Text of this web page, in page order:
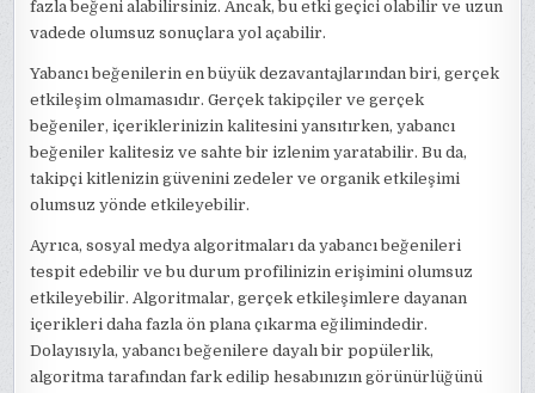
fazla beğeni alabilirsiniz. Ancak, bu etki geçici olabilir ve uzun
vadede olumsuz sonuçlara yol açabilir.
Yabancı beğenilerin en büyük dezavantajlarından biri, gerçek
etkileşim olmamasıdır. Gerçek takipçiler ve gerçek
beğeniler, içeriklerinizin kalitesini yansıtırken, yabancı
beğeniler kalitesiz ve sahte bir izlenim yaratabilir. Bu da,
takipçi kitlenizin güvenini zedeler ve organik etkileşimi
olumsuz yönde etkileyebilir.
Ayrıca, sosyal medya algoritmaları da yabancı beğenileri
tespit edebilir ve bu durum profilinizin erişimini olumsuz
etkileyebilir. Algoritmalar, gerçek etkileşimlere dayanan
içerikleri daha fazla ön plana çıkarma eğilimindedir.
Dolayısıyla, yabancı beğenilere dayalı bir popülerlik,
algoritma tarafından fark edilip hesabınızın görünürlüğünü